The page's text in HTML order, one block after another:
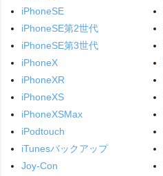
iPhoneSE
iPhoneSE第2世代
iPhoneSE第3世代
iPhoneX
iPhoneXR
iPhoneXS
iPhoneXSMax
iPodtouch
iTunesバックアップ
Joy-Con